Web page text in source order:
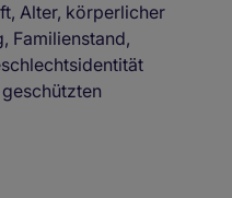
Alter, körperlicher
Familienstand,